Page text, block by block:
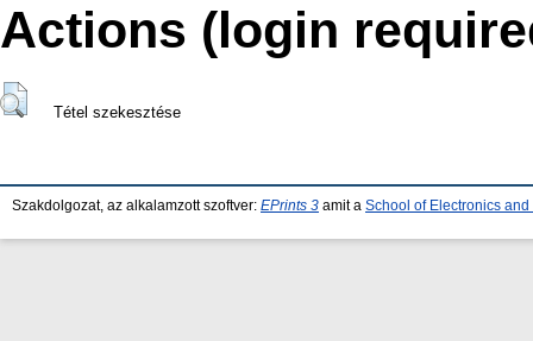
Actions (login
Tétel szekesztése
Szakdolgozat, az alkalamzott szoftver: EPrints 3 amit a School of Electronics